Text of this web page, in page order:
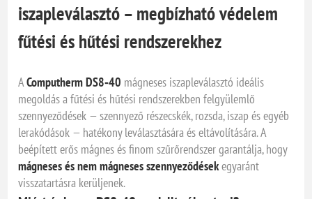
iszapleválasztó – megbízható védelem
fűtési és hűtési rendszerekhez
AComputherm DS8‑40 mágneses iszapleválasztó ideális
megoldás a fűtési és hűtési rendszerekben felgyülemlő
szennyeződések — szennyező részecskék, rozsda, iszap és egyéb
lerakódások — hatékony leválasztására és eltávolítására. A
beépített erős mágnes és finom szűrőrendszer garantálja, hogy
mágneses és nem mágneses szennyeződésekegyaránt
visszatartásra kerüljenek.